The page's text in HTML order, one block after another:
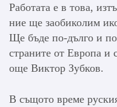
Работата е в това,
ние ще заобиколим
Ще бъде по-дълго и
страните от Европа и
още Виктор Зубков.
В същото време